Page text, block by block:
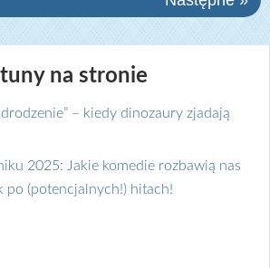
na stronie
– kiedy dinozaury zjadają
2025: Jakie komedie rozbawią nas
po (potencjalnych!) hitach!